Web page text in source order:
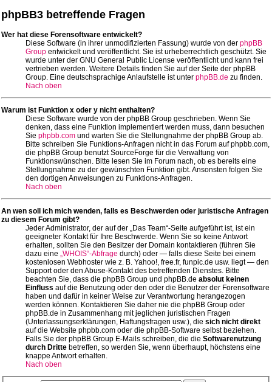
phpBB3 betreffende Fragen
Wer hat diese Forensoftware entwickelt?
Diese Software (in ihrer unmodifizierten Fassung) wurde von der phpBB
Group entwickelt und veröffentlicht. Sie ist urheberrechtlich geschützt. Sie
wurde unter der GNU General Public License veröffentlicht und kann frei
vertrieben werden. Weitere Details finden Sie auf der Seite der phpBB
Group. Eine deutschsprachige Anlaufstelle ist unter phpBB.de zu finden.
Nach oben
Warum ist Funktion x oder y nicht enthalten?
Diese Software wurde von der phpBB Group geschrieben. Wenn Sie
denken, dass eine Funktion implementiert werden muss, dann besuchen
Sie phpbb.com und warten Sie die Stellungnahme der phpBB Group ab.
Bitte schreiben Sie Funktions-Anfragen nicht in das Forum auf phpbb.com,
die phpBB Group benutzt SourceForge für die Verwaltung von
Funktionswünschen. Bitte lesen Sie im Forum nach, ob es bereits eine
Stellungnahme zu der gewünschten Funktion gibt. Ansonsten folgen Sie
den dortigen Anweisungen zu Funktions-Anfragen.
Nach oben
An wen soll ich mich wenden, falls es Beschwerden oder juristische Anfragen
zu diesem Forum gibt?
Jeder Administrator, der auf der „Das Team“-Seite aufgeführt ist, ist ein
geeigneter Kontakt für Ihre Beschwerde. Wenn Sie so keine Antwort
erhalten, sollten Sie den Besitzer der Domain kontaktieren (führen Sie
dazu eine „WHOIS“-Abfrage durch) oder — falls diese Seite bei einem
kostenlosen Webhoster wie z. B. Yahoo!, free.fr, funpic.de usw. liegt — den
Support oder den Abuse-Kontakt des betreffenden Dienstes. Bitte
beachten Sie, dass die phpBB Group und phpBB.de absolut keinen
Einfluss auf die Benutzung oder den oder die Benutzer der Forensoftware
haben und dafür in keiner Weise zur Verantwortung herangezogen
werden können. Kontaktieren Sie daher nie die phpBB Group oder
phpBB.de in Zusammenhang mit jeglichen juristischen Fragen
(Unterlassungserklärungen, Haftungsfragen usw.), die sich nicht direkt
auf die Website phpbb.com oder die phpBB-Software selbst beziehen.
Falls Sie der phpBB Group E-Mails schreiben, die die Softwarenutzung
durch Dritte betreffen, so werden Sie, wenn überhaupt, höchstens eine
knappe Antwort erhalten.
Nach oben